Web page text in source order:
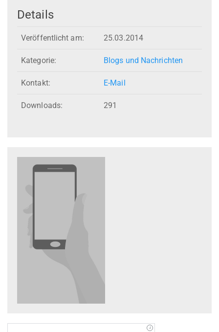
Details
Veröffentlicht am: 25.03.2014
Kategorie: Blogs und Nachrichten
Kontakt: E-Mail
Downloads: 291